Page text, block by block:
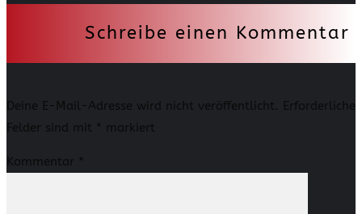
Schreibe einen Kommentar
Deine E-Mail-Adresse wird nicht veröffentlicht. Erforderliche
Felder sind mit * markiert
Kommentar *